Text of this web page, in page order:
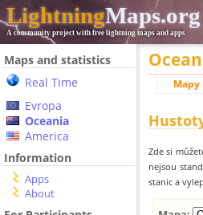
LightningMaps.org
A community project with free lightning maps and apps
Maps and statistics
Real Time
Evropa
Oceania
America
Information
Apps
About
Mapy
Zde si
nejsou
stanic a